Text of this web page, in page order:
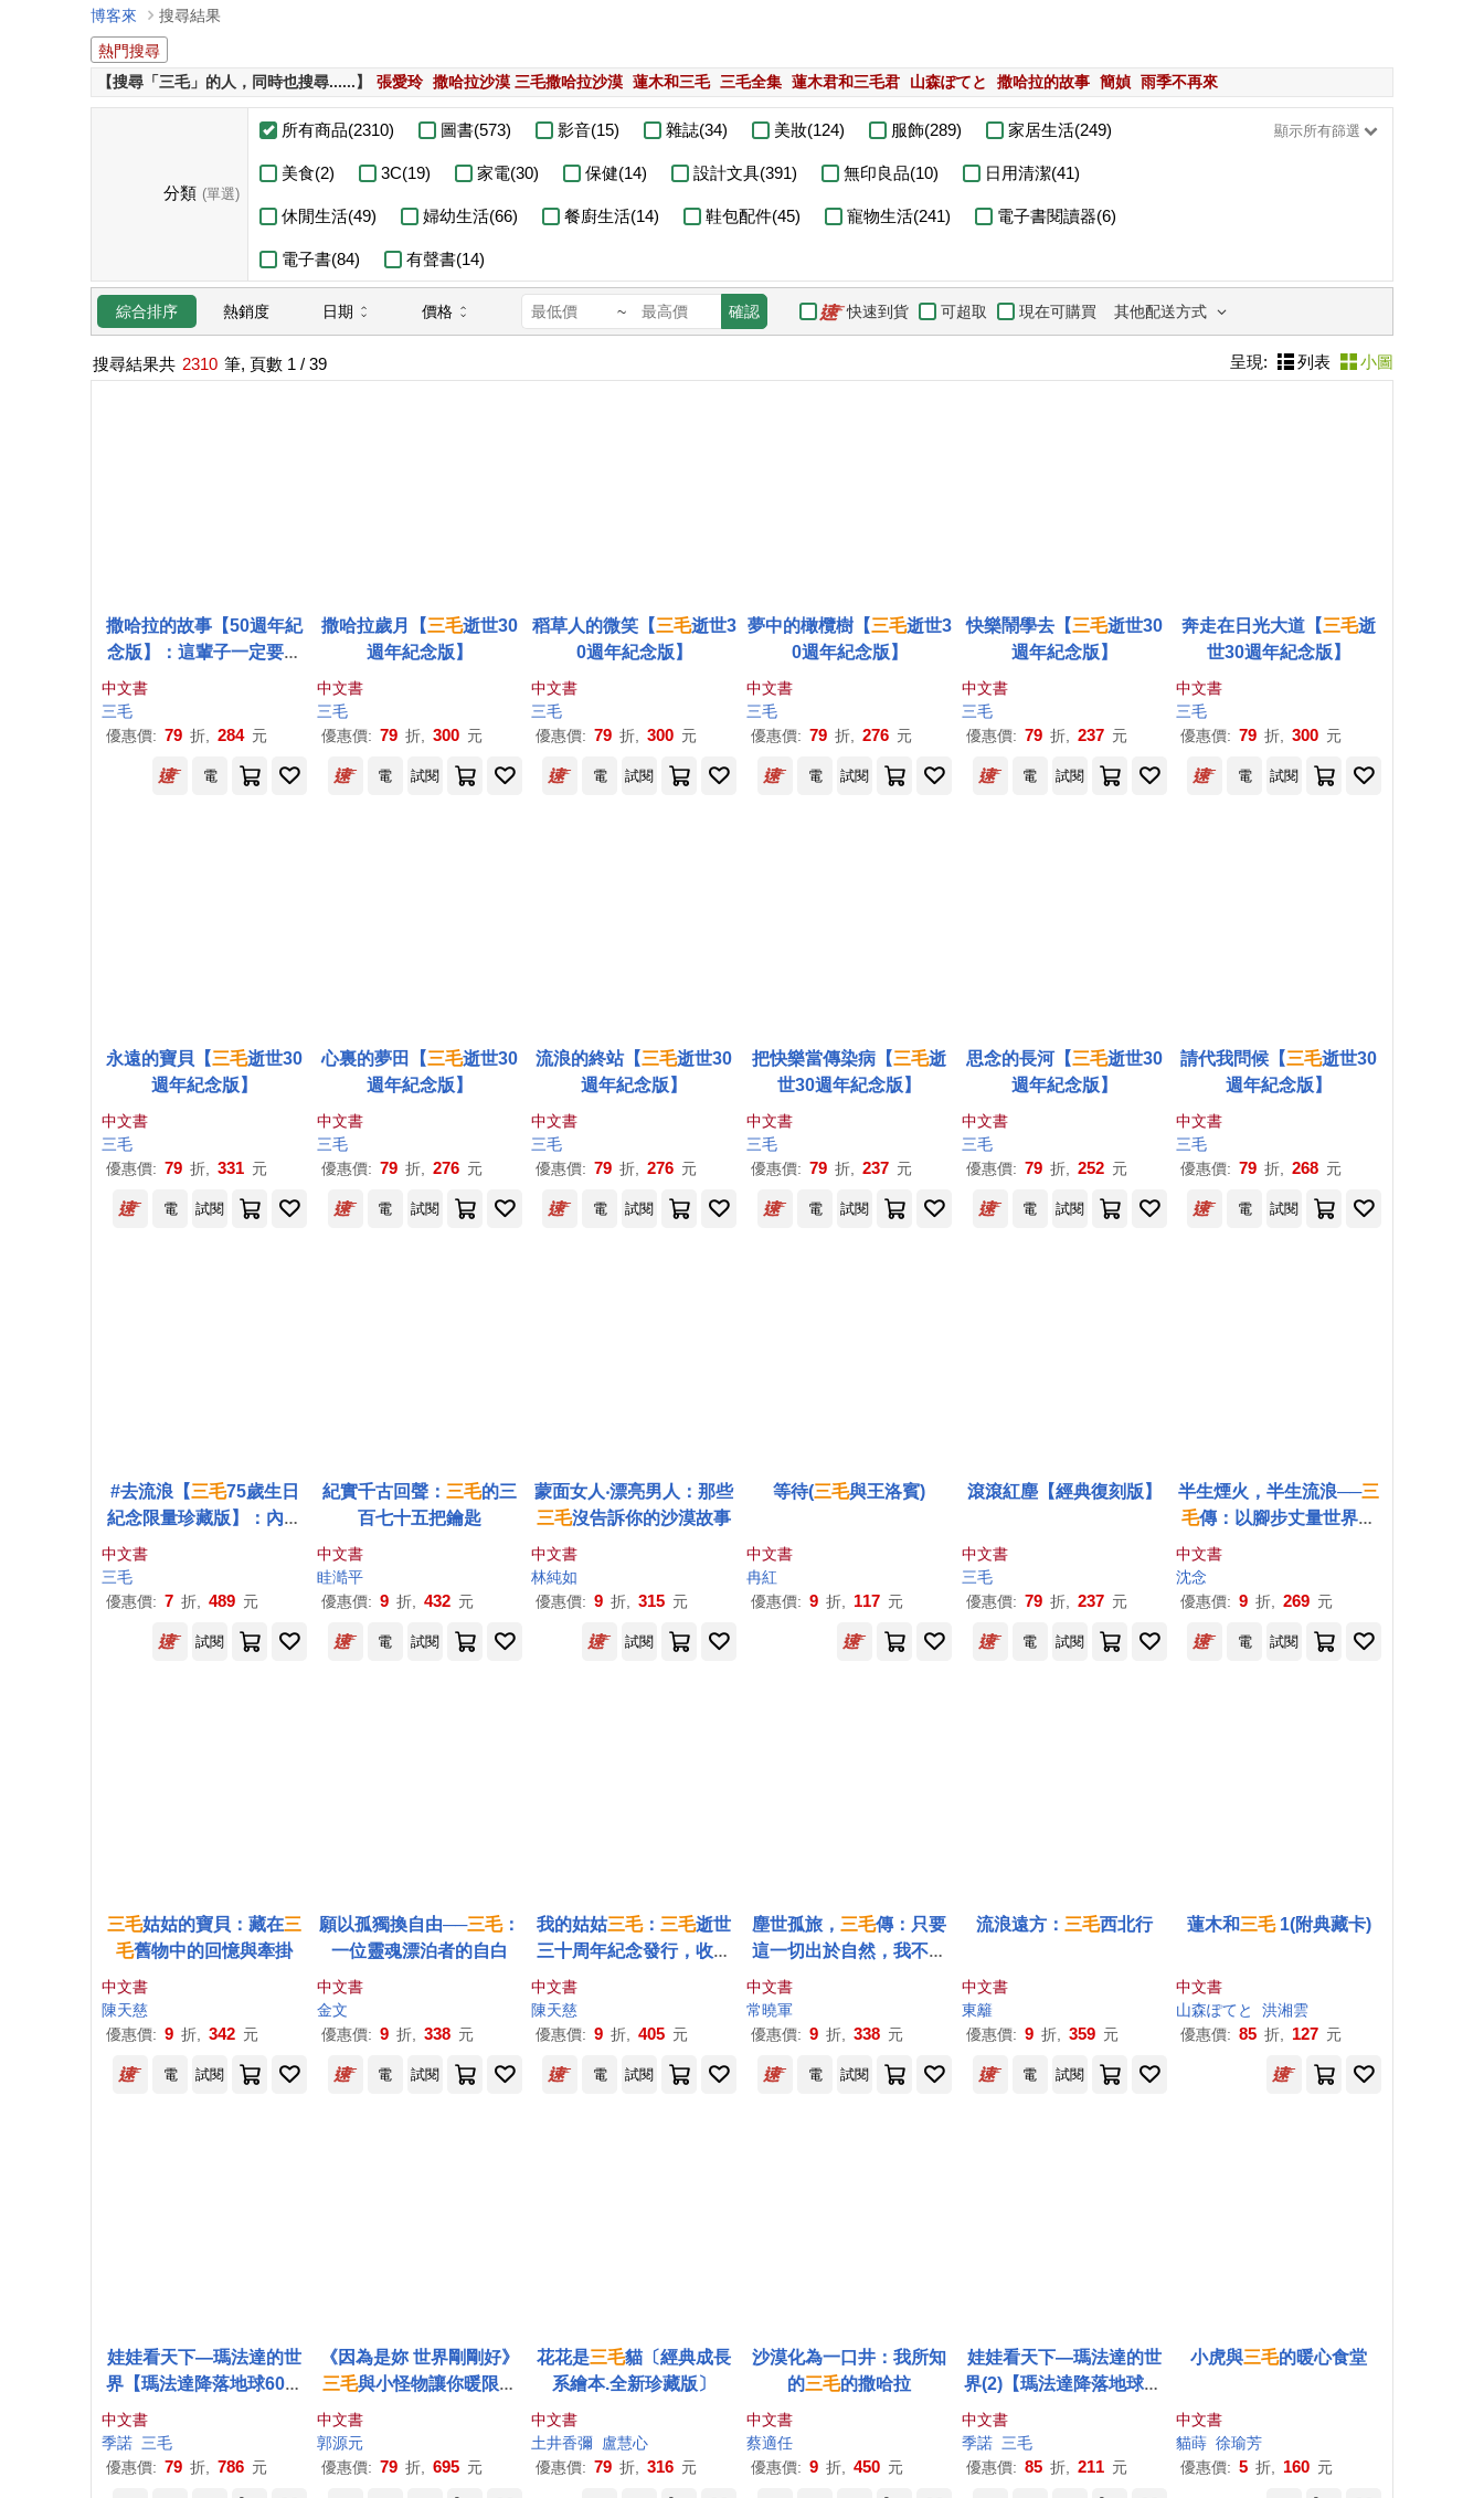
博客來
搜尋結果
熱門搜尋
【搜尋「三毛」的人，同時也搜尋......】
張愛玲 撒哈拉沙漠 三毛撒哈拉沙漠 蓮木和三毛 三毛全集 蓮木君和三毛君 山森ぽてと 撒哈拉的故事 簡媜 雨季不再來
分類 (單選)
所有商品(2310) 圖書(573) 影音(15) 雜誌(34) 美妝(124) 服飾(289) 家居生活(249)
美食(2) 3C(19) 家電(30) 保健(14) 設計文具(391) 無印良品(10) 日用清潔(41)
休閒生活(49) 婦幼生活(66) 餐廚生活(14) 鞋包配件(45) 寵物生活(241) 電子書閱讀器(6)
電子書(84) 有聲書(14)
顯示所有篩選
綜合排序 熱銷度 日期 價格 ~ 確認 快速到貨 可超取 現在可購買 其他配送方式
搜尋結果共 2310 筆, 頁數 1 / 39 呈現: 列表 小圖
撒哈拉的故事【50週年紀
念版】：這輩子一定要讀
的一本
金句╳珍藏私章╳〈撒哈
拉之心〉手稿╳阿雍小鎮
中文書
三毛
優惠價: 79 折, 284 元
撒哈拉歲月【三毛逝世30
週年紀念版】
中文書
三毛
優惠價: 79 折, 300 元
稻草人的微笑【三毛逝世3
0週年紀念版】
中文書
三毛
優惠價: 79 折, 300 元
夢中的橄欖樹【三毛逝世3
0週年紀念版】
中文書
三毛
優惠價: 79 折, 276 元
快樂鬧學去【三毛逝世30
週年紀念版】
中文書
三毛
優惠價: 79 折, 237 元
奔走在日光大道【三毛逝
世30週年紀念版】
中文書
三毛
優惠價: 79 折, 300 元
電 電 試閱 電 試閱 電 試閱 電 試閱 電 試閱
永遠的寶貝【三毛逝世30
週年紀念版】
中文書
三毛
優惠價: 79 折, 331 元
心裏的夢田【三毛逝世30
週年紀念版】
中文書
三毛
優惠價: 79 折, 276 元
流浪的終站【三毛逝世30
週年紀念版】
中文書
三毛
優惠價: 79 折, 276 元
把快樂當傳染病【三毛逝
世30週年紀念版】
中文書
三毛
優惠價: 79 折, 237 元
思念的長河【三毛逝世30
週年紀念版】
中文書
三毛
優惠價: 79 折, 252 元
請代我問候【三毛逝世30
週年紀念版】
中文書
三毛
優惠價: 79 折, 268 元
電 試閱 電 試閱 電 試閱 電 試閱 電 試閱 電 試閱
#去流浪【三毛75歲生日
紀念限量珍藏版】：內含
「我是主角」帆布背包+
「100種情緒」便條紙+
「撒哈拉之心」復刻手稿
札+「一路順風」行李貼
中文書
三毛
優惠價: 7 折, 489 元
紀實千古回聲： 三毛的三
百七十五把鑰匙
中文書
眭澔平
優惠價: 9 折, 432 元
蒙面女人‧漂亮男人：那些
三毛沒告訴你的沙漠故事
中文書
林純如
優惠價: 9 折, 315 元
等待(三毛與王洛賓)
中文書
冉紅
優惠價: 9 折, 117 元
滾滾紅塵【經典復刻版】
中文書
三毛
優惠價: 79 折, 237 元
半生煙火，半生流浪──三
毛傳：以腳步丈量世界，
用文學記錄一場關於夢想
中文書
沈念
優惠價: 9 折, 269 元
試閱 電 試閱 試閱 電 試閱 電 試閱
三毛姑姑的寶貝：藏在三
毛舊物中的回憶與牽掛
中文書
陳天慈
優惠價: 9 折, 342 元
願以孤獨換自由──三毛：
一位靈魂漂泊者的自白
中文書
金文
優惠價: 9 折, 338 元
我的姑姑三毛： 三毛逝世
三十周年紀念發行，收錄
從未公開的祕密趣事、珍
中文書
陳天慈
優惠價: 9 折, 405 元
塵世孤旅， 三毛傳：只要
這一切出於自然，我不求
深刻，只求簡單
中文書
常曉軍
優惠價: 9 折, 338 元
流浪遠方： 三毛西北行
中文書
東籬
優惠價: 9 折, 359 元
蓮木和三毛1(附典藏卡)
中文書
山森ぽてと
洪湘雲
優惠價: 85 折, 127 元
電 試閱 電 試閱 電 試閱 電 試閱 電 試閱
娃娃看天下—瑪法達的世
界【瑪法達降落地球60週
年紀念版.限量珍藏套
書】：阿根廷國寶級漫畫
大師最不朽的經典作品，
中文書
季諾 三毛
優惠價: 79 折, 786 元
《因為是妳 世界剛剛好》
三毛與小怪物讓你暖限量
中文書
郭源元
優惠價: 79 折, 695 元
花花是三毛貓〔經典成長
系繪本.全新珍藏版〕
中文書
土井香彌 盧慧心
優惠價: 79 折, 316 元
沙漠化為一口井：我所知
的三毛的撒哈拉
中文書
蔡適任
優惠價: 9 折, 450 元
娃娃看天下—瑪法達的世
界(2)【瑪法達降落地球60
週年紀念版】：阿根廷國
寶級漫畫大師最不朽的經
典作品，三毛
精心翻譯，
中文書
季諾 三毛
優惠價: 85 折, 211 元
小虎與三毛的暖心食堂
中文書
貓蒔 徐瑜芳
優惠價: 5 折, 160 元